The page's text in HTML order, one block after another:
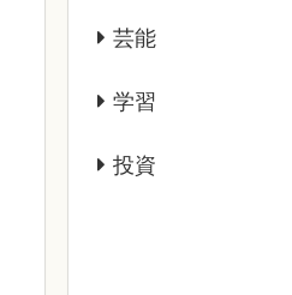
芸能
学習
投資